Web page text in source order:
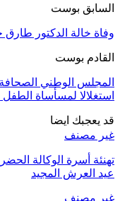
السابق بوست
وفاة خالة الدكتور
القادم بوست
المجلس الوطني الصحافة
استغلالا لمسأساة الطفل
قد يعجبك ايضا
غير مصنف
تهنئة أسرة الوكالة
عيد العرش المجيد
غير مصنف